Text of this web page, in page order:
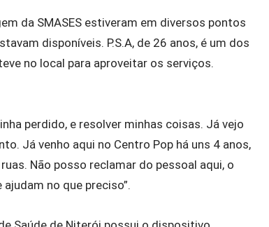
da SMASES estiveram em diversos pontos
disponíveis. P.S.A, de 26 anos, é um dos
no local para aproveitar os serviços.
perdido, e resolver minhas coisas. Já vejo
Já venho aqui no Centro Pop há uns 4 anos,
Não posso reclamar do pessoal aqui, o
no que preciso”.